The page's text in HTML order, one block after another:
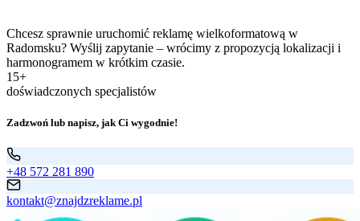
Chcesz sprawnie uruchomić reklamę wielkoformatową w
Radomsku? Wyślij zapytanie – wrócimy z propozycją lokalizacji i
harmonogramem w krótkim czasie.
15+
doświadczonych specjalistów
Zadzwoń lub napisz, jak Ci wygodnie!
+48 572 281 890
kontakt@znajdzreklame.pl